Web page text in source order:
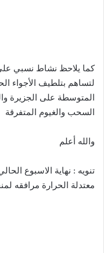
كما يلاحظ نشاط نسبي
لتساهم بتلطيف الأجواء
المتوسطة على الجزيرة
السحب والغيوم المتفرقة
والله أعلم
تنويه : نهاية الاسبوع
معتدلة الحرارة مرافقه